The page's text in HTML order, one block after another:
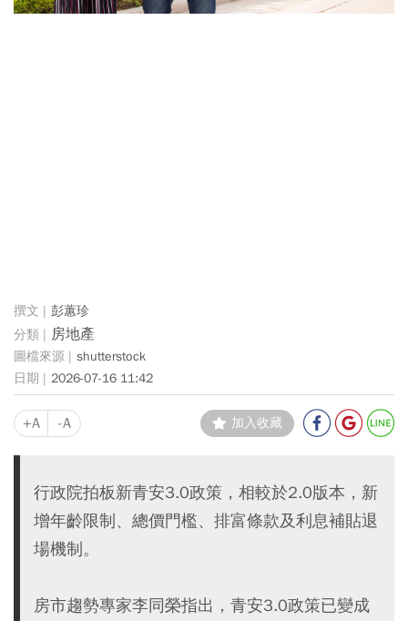
彭蕙珍
房地產
shutterstock
2026-07-16 11:42
+A -A 加入收藏
行政院拍板新青安3.0政策，相較於2.0版本，新
增年齡限制、總價門檻、排富條款及利息補貼退
場機制。
房市趨勢專家李同榮指出，青安3.0政策已變成